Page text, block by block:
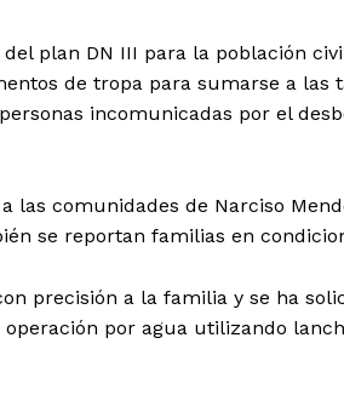
plan DN III para la población
de tropa para sumarse a las
incomunicadas por el
las comunidades de Narciso
se reportan familias en
precisión a la familia y se ha
por agua utilizando